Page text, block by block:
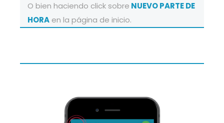
O bien haciendo click sobre NUEVO PARTE DE
HORA en la página de inicio.